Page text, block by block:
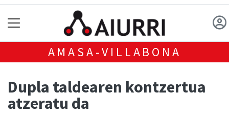
AMASA-VILLABONA
Dupla taldearen kontzertua
atzeratu da